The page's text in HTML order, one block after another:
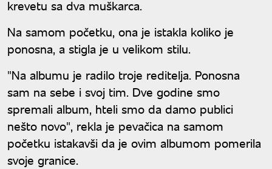
krevetu sa dva muškarca.
Na samom početku, ona je istakla koliko je
ponosna, a stigla je u velikom stilu.
"Na albumu je radilo troje reditelja. Ponosna
sam na sebe i svoj tim. Dve godine smo
spremali album, hteli smo da damo publici
nešto novo", rekla je pevačica na samom
početku istakavši da je ovim albumom pomerila
svoje granice.